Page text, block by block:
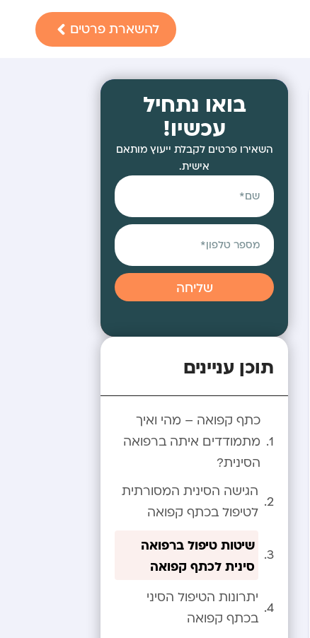
להשארת פרטים
בואו נתחיל
עכשיו!
השאירו פרטים לקבלת ייעוץ מותאם
אישית.
שליחה
תוכן עניינים
כתף קפואה – מהי ואיך
מתמודדים איתה ברפואה
הסינית?
הגישה הסינית המסורתית
לטיפול בכתף קפואה
שיטות טיפול ברפואה
סינית לכתף קפואה
יתרונות הטיפול הסיני
בכתף קפואה